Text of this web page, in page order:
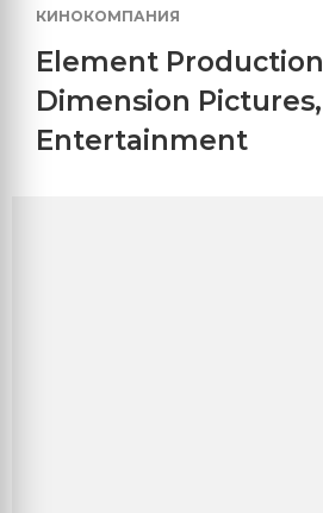
КИНОКОМПАНИЯ
Element Production
Dimension Pictures,
Entertainment